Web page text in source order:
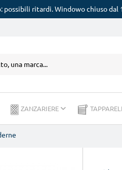
possibili ritardi. Windowo chiuso dal
ZANZARIERE